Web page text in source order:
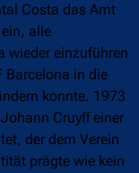
Costa das Amt
alle
wieder einzuführen
Barcelona in die
konnte. 1973
Cruyff einer
der dem Verein
prägte wie kein